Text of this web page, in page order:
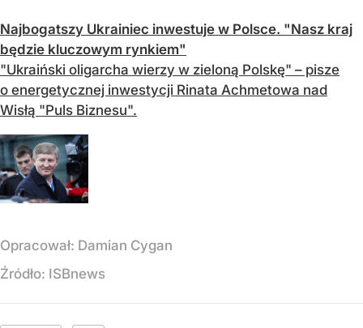
Najbogatszy Ukrainiec inwestuje w Polsce. "Nasz kraj
będzie kluczowym rynkiem"
"Ukraiński oligarcha wierzy w zieloną Polskę" – pisze
o energetycznej inwestycji Rinata Achmetowa nad
Wisłą "Puls Biznesu".
Opracował: Damian Cygan
Źródło: ISBnews